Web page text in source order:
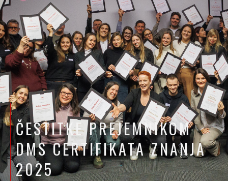
ČESTITKE PREJEMNIKOM
DMS CERTIFIKATA ZNANJA
2025